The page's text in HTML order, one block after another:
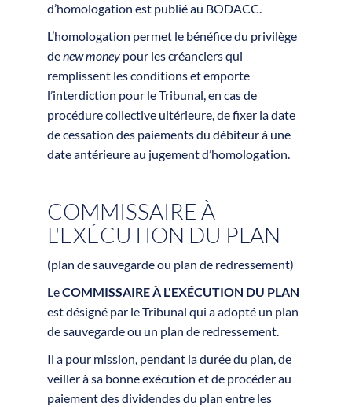
d’homologation est publié au BODACC.
L’homologation permet le bénéfice du privilège
denew money pour les créanciers qui
remplissent les conditions et emporte
l’interdiction pour le Tribunal, en cas de
procédure collective ultérieure, de fixer la date
de cessation des paiements du débiteur à une
date antérieure au jugement d’homologation.
COMMISSAIRE À
L'EXÉCUTION DU PLAN
(plan de sauvegarde ou plan de redressement)
LeCOMMISSAIRE À L'EXÉCUTION DU PLAN
est désigné par le Tribunal qui a adopté un plan
de sauvegarde ou un plan de redressement.
Il a pour mission, pendant la durée du plan, de
veiller à sa bonne exécution et de procéder au
paiement des dividendes du plan entre les